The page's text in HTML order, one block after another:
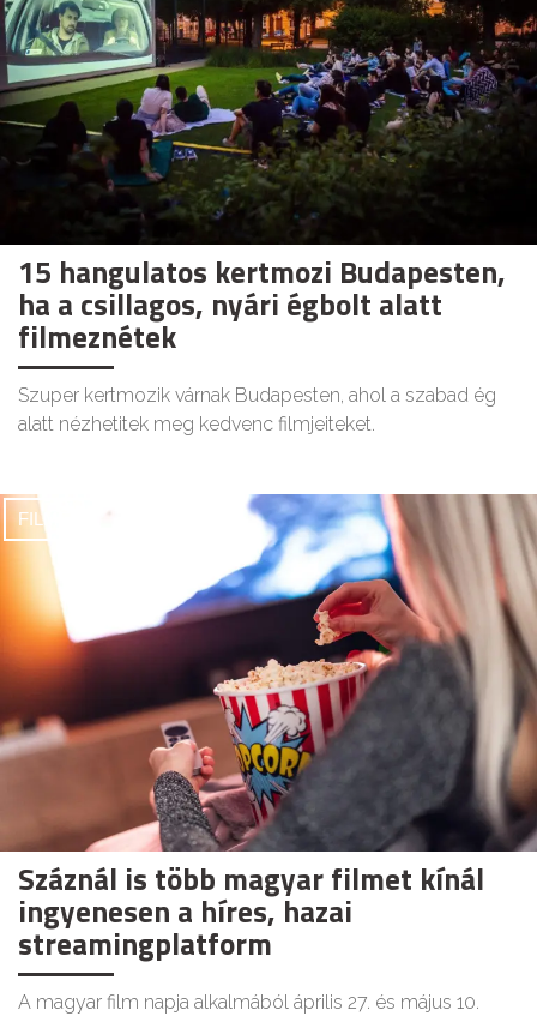
15 hangulatos kertmozi Budapesten,
ha a csillagos, nyári égbolt alatt
filmeznétek
Szuper kertmozik várnak Budapesten, ahol a szabad ég
alatt nézhetitek meg kedvenc filmjeiteket.
FILMEK
Száznál is több magyar filmet kínál
ingyenesen a híres, hazai
streamingplatform
A magyar film napja alkalmából április 27. és május 10.